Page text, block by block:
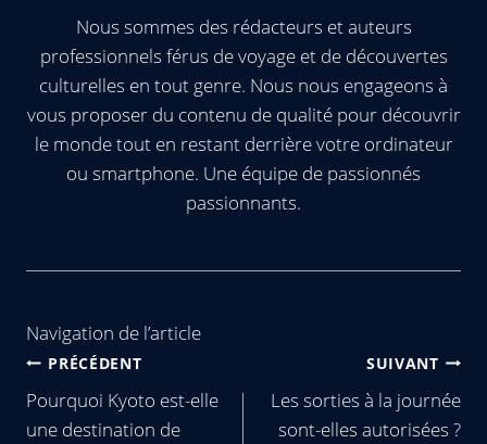
Nous sommes des rédacteurs et auteurs
professionnels férus de voyage et de découvertes
culturelles en tout genre. Nous nous engageons à
vous proposer du contenu de qualité pour découvrir
le monde tout en restant derrière votre ordinateur
ou smartphone. Une équipe de passionnés
passionnants.
Navigation de l’article
PRÉCÉDENT
Pourquoi Kyoto est-elle
une destination de
SUIVANT
Les sorties à la journée
sont-elles autorisées ?